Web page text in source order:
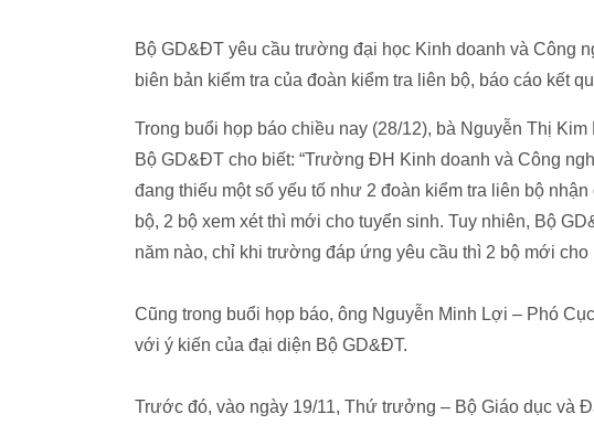
Bộ GD&ĐT yêu cầu trường đại học Kinh doanh và Công
biên bản kiểm tra của đoàn kiểm tra liên bộ, báo cáo kết
Trong buổi họp báo chiều nay (28/12), bà Nguyễn Thị
Bộ GD&ĐT cho biết: “Trường ĐH Kinh doanh và Công
đang thiếu một số yếu tố như 2 đoàn kiểm tra liên bộ
bộ, 2 bộ xem xét thì mới cho tuyển sinh. Tuy nhiên, Bộ
năm nào, chỉ khi trường đáp ứng yêu cầu thì 2 bộ mới cho
Cũng trong buổi họp báo, ông Nguyễn Minh Lợi – Phó
với ý kiến của đại diện Bộ GD&ĐT.
Trước đó, vào ngày 19/11, Thứ trưởng – Bộ Giáo dục và